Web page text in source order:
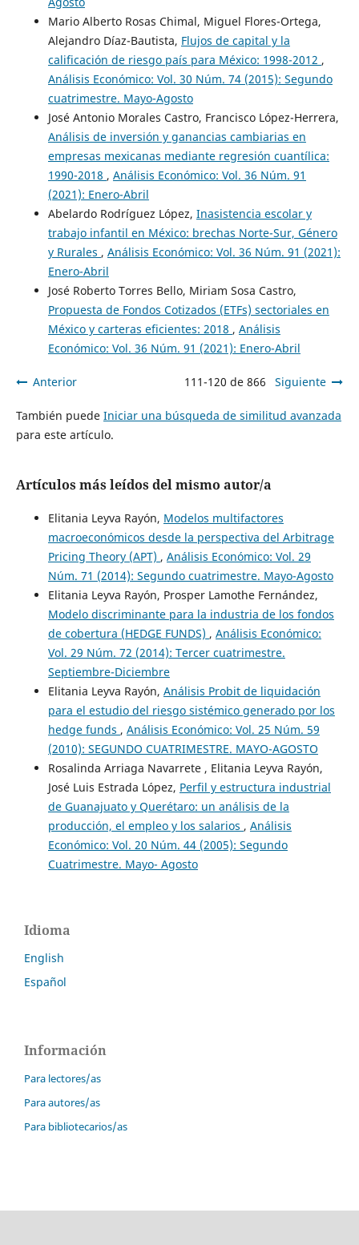
Mario Alberto Rosas Chimal, Miguel Flores-Ortega,
Alejandro Díaz-Bautista, Flujos de capital y la
calificación de riesgo país para México: 1998-2012 ,
Análisis Económico: Vol. 30 Núm. 74 (2015): Segundo
cuatrimestre. Mayo-Agosto
José Antonio Morales Castro, Francisco López-Herrera,
Análisis de inversión y ganancias cambiarias en
empresas mexicanas mediante regresión cuantílica:
1990-2018 , Análisis Económico: Vol. 36 Núm. 91
(2021): Enero-Abril
Abelardo Rodríguez López, Inasistencia escolar y
trabajo infantil en México: brechas Norte-Sur, Género
y Rurales , Análisis Económico: Vol. 36 Núm. 91 (2021):
Enero-Abril
José Roberto Torres Bello, Miriam Sosa Castro,
Propuesta de Fondos Cotizados (ETFs) sectoriales en
México y carteras eficientes: 2018 , Análisis
Económico: Vol. 36 Núm. 91 (2021): Enero-Abril
Anterior 111-120 de 866 Siguiente
También puede Iniciar una búsqueda de similitud avanzada
para este artículo.
Artículos más leídos del mismo autor/a
Elitania Leyva Rayón, Modelos multifactores
macroeconómicos desde la perspectiva del Arbitrage
Pricing Theory (APT) , Análisis Económico: Vol. 29
Núm. 71 (2014): Segundo cuatrimestre. Mayo-Agosto
Elitania Leyva Rayón, Prosper Lamothe Fernández,
Modelo discriminante para la industria de los fondos
de cobertura (HEDGE FUNDS) , Análisis Económico:
Vol. 29 Núm. 72 (2014): Tercer cuatrimestre.
Septiembre-Diciembre
Elitania Leyva Rayón, Análisis Probit de liquidación
para el estudio del riesgo sistémico generado por los
hedge funds , Análisis Económico: Vol. 25 Núm. 59
(2010): SEGUNDO CUATRIMESTRE. MAYO-AGOSTO
Rosalinda Arriaga Navarrete , Elitania Leyva Rayón,
José Luis Estrada López, Perfil y estructura industrial
de Guanajuato y Querétaro: un análisis de la
producción, el empleo y los salarios , Análisis
Económico: Vol. 20 Núm. 44 (2005): Segundo
Cuatrimestre. Mayo- Agosto
Idioma
English
Español
Información
Para lectores/as
Para autores/as
Para bibliotecarios/as